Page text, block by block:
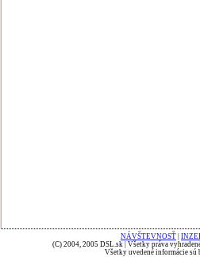
NÁVŠTEVNOSŤ
(C) 2004, 2005 DSL.sk | Všetky práva
Všetky uvedené informácie sú